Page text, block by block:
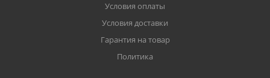
Условия оплаты
Условия доставки
Гарантия на товар
Политика